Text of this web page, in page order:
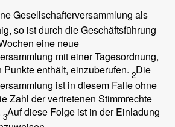
Gesellschafterversammlung als
so ist durch die Geschäftsführung
eine neue
mit einer Tagesordnung,
enthält, einzuberufen. 2Die
ist in diesem Falle ohne
Zahl der vertretenen Stimmrechte
3Auf diese Folge ist in der Einladung